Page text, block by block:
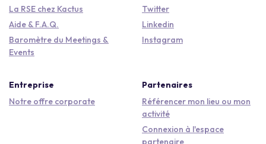
La RSE chez Kactus
Aide & F.A.Q.
Baromètre du Meetings &
Events
Twitter
Linkedin
Instagram
Entreprise
Notre offre corporate
Partenaires
Référencer mon lieu ou mon
activité
Connexion à l'espace
partenaire